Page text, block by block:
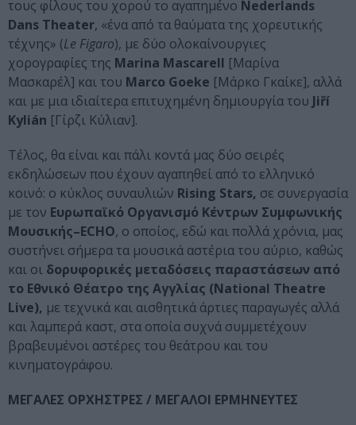
τους φίλους του χορού το αγαπημένο Nederlands
Dans Theater, «ένα από τα θαύματα της χορευτικής
τέχνης» (Le Figaro), με δύο ολοκαίνουργιες
χορογραφίες της Marina Mascarell [Μαρίνα
Μασκαρέλ] και του Marco Goeke [Μάρκο Γκαίκε], αλλά
και με μια ιδιαίτερα επιτυχημένη δημιουργία του Jiří
Kylián [Γίρζι Κύλιαν].
Τέλος, θα είναι και πάλι κοντά μας δύο σειρές
εκδηλώσεων που έχουν αγαπηθεί από το ελληνικό
κοινό: ο κύκλος συναυλιών Rising Stars, σε συνεργασία
με τον Ευρωπαϊκό Οργανισμό Κέντρων Συμφωνικής
Μουσικής–ECHO, ο οποίος, εδώ και πολλά χρόνια, μας
συστήνει σήμερα τα μουσικά αστέρια του αύριο, καθώς
και οι δορυφορικές μεταδόσεις παραστάσεων από
το Εθνικό Θέατρο της Αγγλίας (National Theatre
Live), με τεχνικά και αισθητικά άρτιες παραγωγές αλλά
και λαμπερά καστ, στα οποία συχνά συμμετέχουν
βραβευμένοι αστέρες του θεάτρου και του
κινηματογράφου.
ΜΕΓΑΛΕΣ ΟΡΧΗΣΤΡΕΣ / ΜΕΓΑΛΟΙ ΕΡΜΗΝΕΥΤΕΣ